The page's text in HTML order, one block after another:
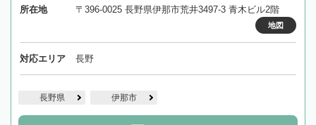
所在地 〒396-0025 長野県伊那市荒井3497-3 青木ビル2階
地図
対応エリア 長野
長野県 伊那市